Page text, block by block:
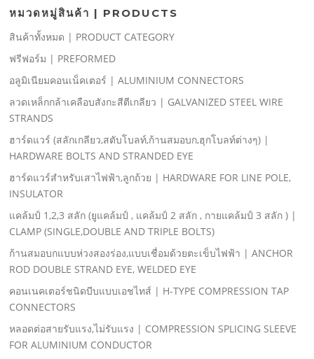
หมวดหมู่สินค้า | PRODUCTS
สินค้าทั้งหมด | PRODUCT CATEGORY
ฟรีฟอร์ม | PREFORMED
อลูมิเนียมคอนเน็คเตอร์ | ALUMINIUM CONNECTORS
ลวดเหล็กกล้าเคลือบสังกะสีตีเกลียว | GALVANIZED STEEL WIRE
STRANDS
ฮาร์ดแวร์ (สลักเกลียว,สตับโบลท์,ก้านสมอบก,ฮุกโบลท์ต่างๆ) |
HARDWARE BOLTS AND STRANDED EYE
ฮาร์ดแวร์สําหรับเสาไฟฟ้า,ลูกถ้วย | HARDWARE FOR LINE POLE,
INSULATOR
แคล้มป์ 1,2,3 สลัก (ยูแคล้มป์ , แคล้มป์ 2 สลัก , กายแคล้มป์ 3 สลัก ) |
CLAMP (SINGLE,DOUBLE AND TRIPLE BOLTS)
ก้านสมอบกแบบห่วงสองร่อง,แบบเชื่อมด้วยตะเข็บไฟฟ้า | ANCHOR
ROD DOUBLE STRAND EYE, WELDED EYE
คอนเนคเตอร์ชนิดบีบแบบเอชไทส์ | H-TYPE COMPRESSION TAP
CONNECTORS
หลอดต่อสายรับแรง,ไม่รับแรง | COMPRESSION SPLICING SLEEVE
FOR ALUMINIUM CONDUCTOR